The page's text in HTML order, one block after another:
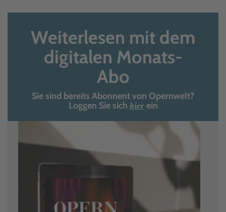
Weiterlesen mit dem
digitalen Monats-
Abo
Sie sind bereits Abonnent von Opernwelt?
Loggen Sie sich hierein